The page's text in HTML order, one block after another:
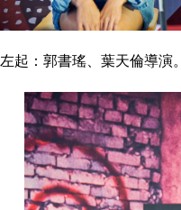
左起：郭書瑤、葉天倫導演。